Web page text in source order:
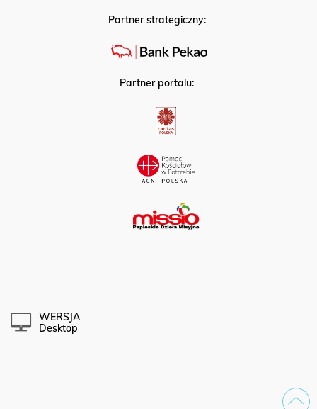
Partner strategiczny:
Partner portalu:
WERSJA
Desktop